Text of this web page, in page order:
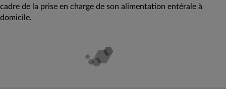
cadre de la prise en charge de son alimentation entérale à
domicile.